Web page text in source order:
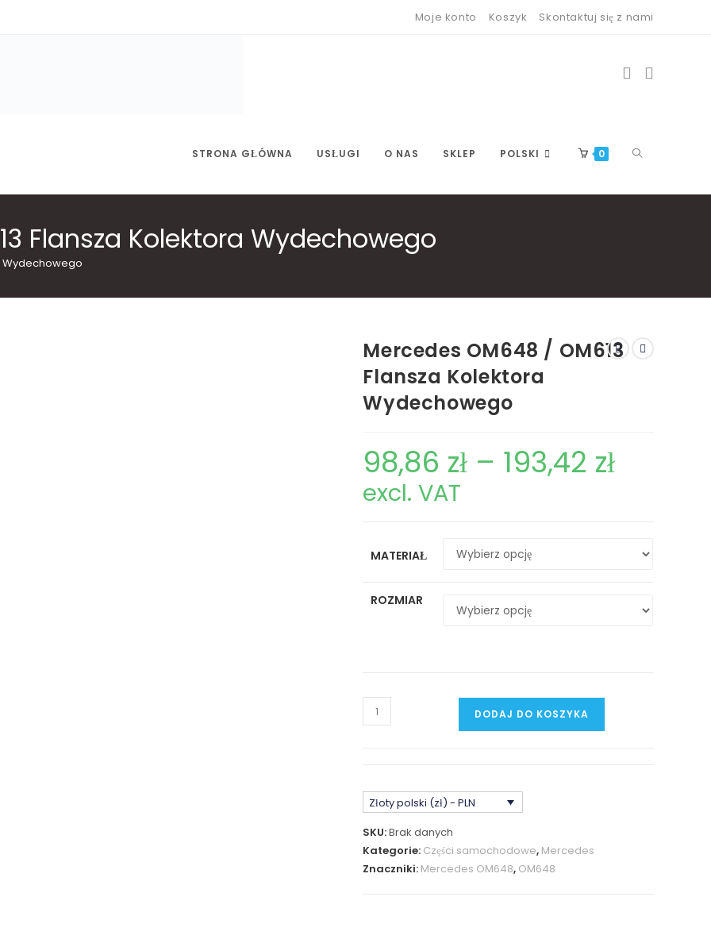
Moje konto Koszyk Skontaktuj się z nami
STRONA GŁÓWNA USŁUGI O NAS SKLEP POLSKI 0 TOGGLE
Flansza Kolektora Wydechowego
Wydechowego
Mercedes OM648 / OM613
Flansza Kolektora
Wydechowego
98,86 zł – 193,42 złcen:
od
excl. VAT
MATERIAŁ
ROZMIAR
ilość
Mercedes
Flansza
Kolektora
Wydechowego
DODAJ DO KOSZYKA
Złoty polski (zł) - PLN
SKU:Brak danych
Kategorie: Części samochodowe, Mercedes
Znaczniki: Mercedes OM648, OM648